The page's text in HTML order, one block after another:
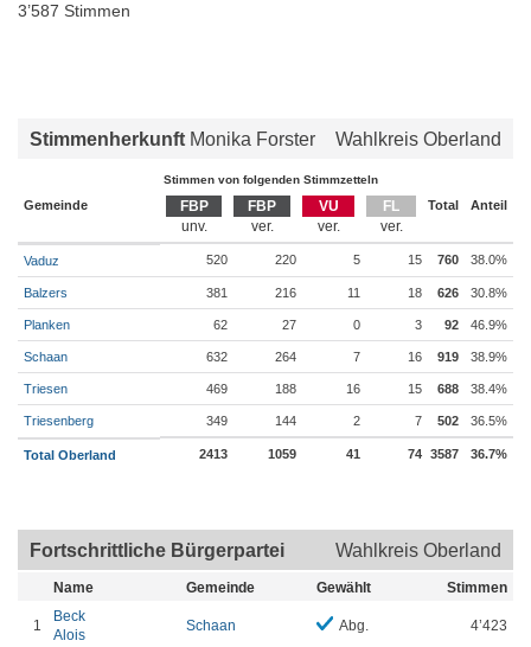
3’587 Stimmen
Stimmenherkunft Monika Forster Wahlkreis Oberland
Stimmen von folgenden Stimmzetteln
Gemeinde FBP FBP VU FL Total Anteil
Vaduz 520 220 5 15 760 38.0%
Balzers 381 216 11 18 626 30.8%
Planken 62 27 0 3 92 46.9%
Schaan 632 264 7 16 919 38.9%
Triesen 469 188 16 15 688 38.4%
Triesenberg 349 144 2 7 502 36.5%
Total Oberland 2413 1059 41 74 3587 36.7%
Fortschrittliche Bürgerpartei Wahlkreis Oberland
Name Gemeinde Gewählt Stimmen
1
Beck
Alois
Schaan Abg. 4’423